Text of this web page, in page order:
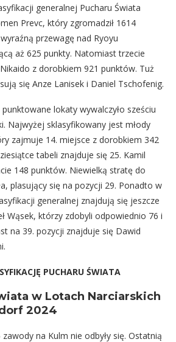
generalnej Pucharu Świata
Prevc, który zgromadził 1614
przewagę nad Ryoyu
aż 625 punkty. Natomiast trzecie
z dorobkiem 921 punktów. Tuż
się Anze Lanisek i Daniel Tschofenig.
lokaty wywalczyło sześciu
Najwyżej sklasyfikowany jest młody
zajmuje 14. miejsce z dorobkiem 342
tabeli znajduje się 25. Kamil
148 punktów. Niewielką stratę do
plasujący się na pozycji 29. Ponadto w
generalnej znajdują się jeszcze
Wąsek, którzy zdobyli odpowiednio 76 i
na 39. pozycji znajduje się Dawid
PUCHARU ŚWIATA
w Lotach Narciarskich
2024
na Kulm nie odbyły się. Ostatnią